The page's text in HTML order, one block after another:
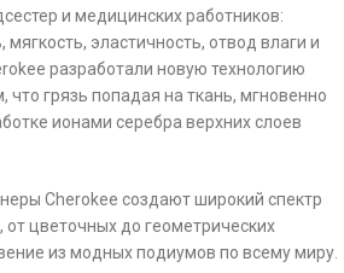
и медицинских работников:
эластичность, отвод влаги и
разработали новую технологию
что грязь попадая на ткань, мгновенно
ионами серебра верхних слоев
Cherokee создают широкий спектр
цветочных до геометрических
из модных подиумов по всему миру.